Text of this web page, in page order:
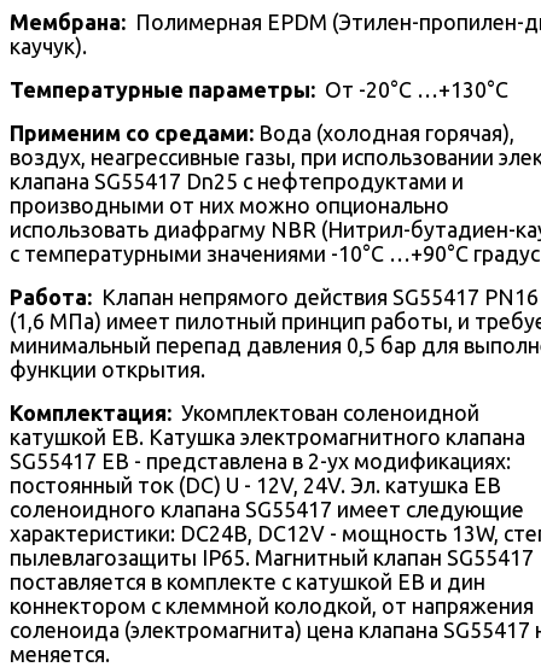
Mембрана: Полимерная EPDM (Этилен-пропилен-
каучук).
Температурные параметры: От -20°С …+130°С
Применим со средами: Вода (холодная горячая),
воздух, неагрессивные газы, при использовании
клапана SG55417 Dn25 с нефтепродуктами и
производными от них можно опционально
использовать диафрагму NBR (Нитрил-бутадиен-
с температурными значениями -10°С …+90°С
Работа: Клапан непрямого действия SG55417
(1,6 МПа) имеет пилотный принцип работы, и
минимальный перепад давления 0,5 бар для
функции открытия.
Комплектация: Укомплектован соленоидной
катушкой EB. Катушка электромагнитного клапана
SG55417 EB - представлена в 2-ух модификациях:
постоянный ток (DC) U - 12V, 24V. Эл. катушка EB
соленоидного клапана SG55417 имеет следующие
характеристики: DC24В, DC12V - мощность 13W,
пылевлагозащиты IP65. Магнитный клапан SG55417
поставляется в комплекте с катушкой EB и дин
коннектором с клеммной колодкой, от напряжения
соленоида (электромагнита) цена клапана SG55417
меняется.